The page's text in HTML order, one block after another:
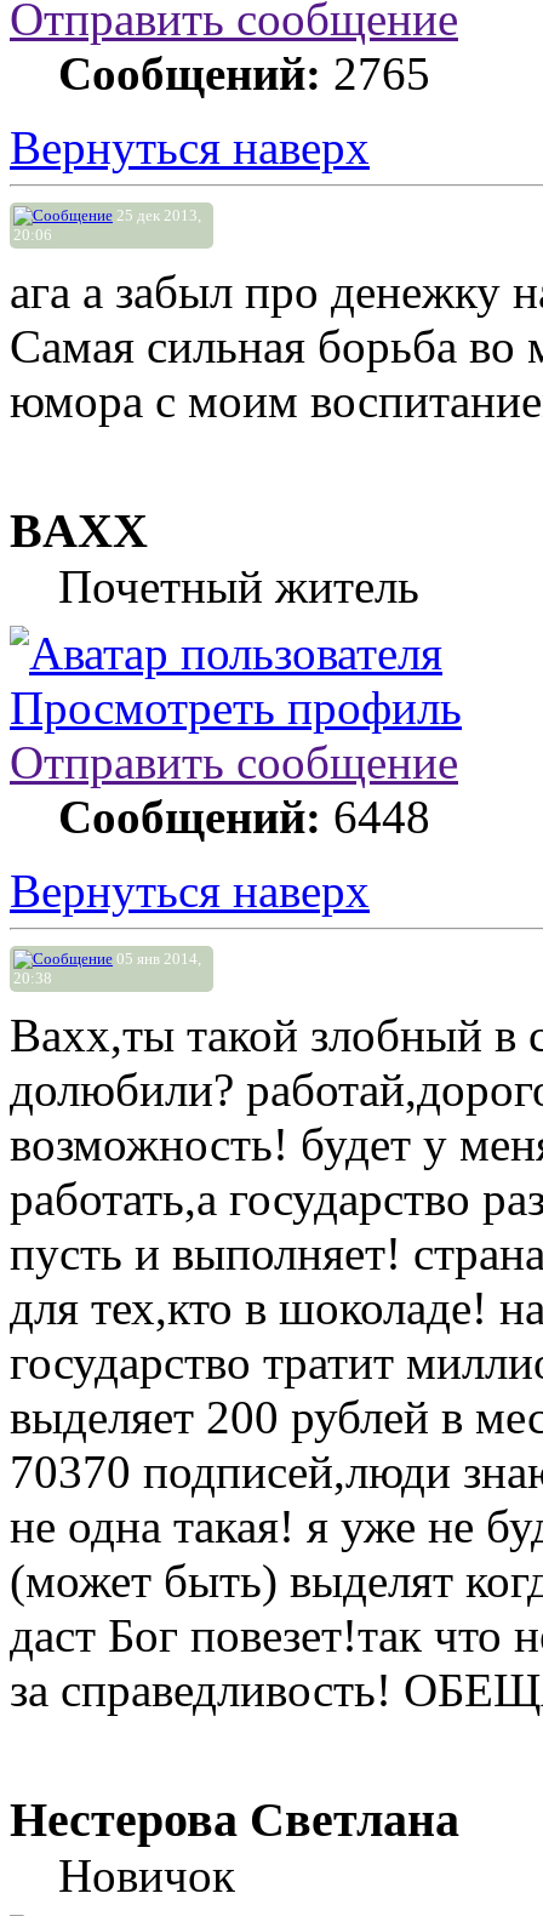
Отправить сообщение
Сообщений: 2765
Вернуться наверх
25 дек 2013,
20:06
ага а забыл про денежку
Самая сильная борьба во
юмора с моим
BAXX
Почетный житель
Просмотреть профиль
Отправить сообщение
Сообщений: 6448
Вернуться наверх
05 янв 2014,
20:38
Вахх,ты такой злобный в
долюбили?
возможность! будет у
работать,а государство
пусть и выполняет!
для тех,кто в шоколаде!
государство тратит
выделяет 200 рублей в
70370 подписей,люди
не одна такая! я уже не
(может быть) выделят
даст Бог повезет!так что
за справедливость!
Нестерова Светлана
Новичок